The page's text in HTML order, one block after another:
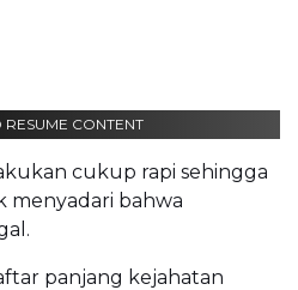
RESUME CONTENT
cukup rapi sehingga
menyadari bahwa
panjang kejahatan